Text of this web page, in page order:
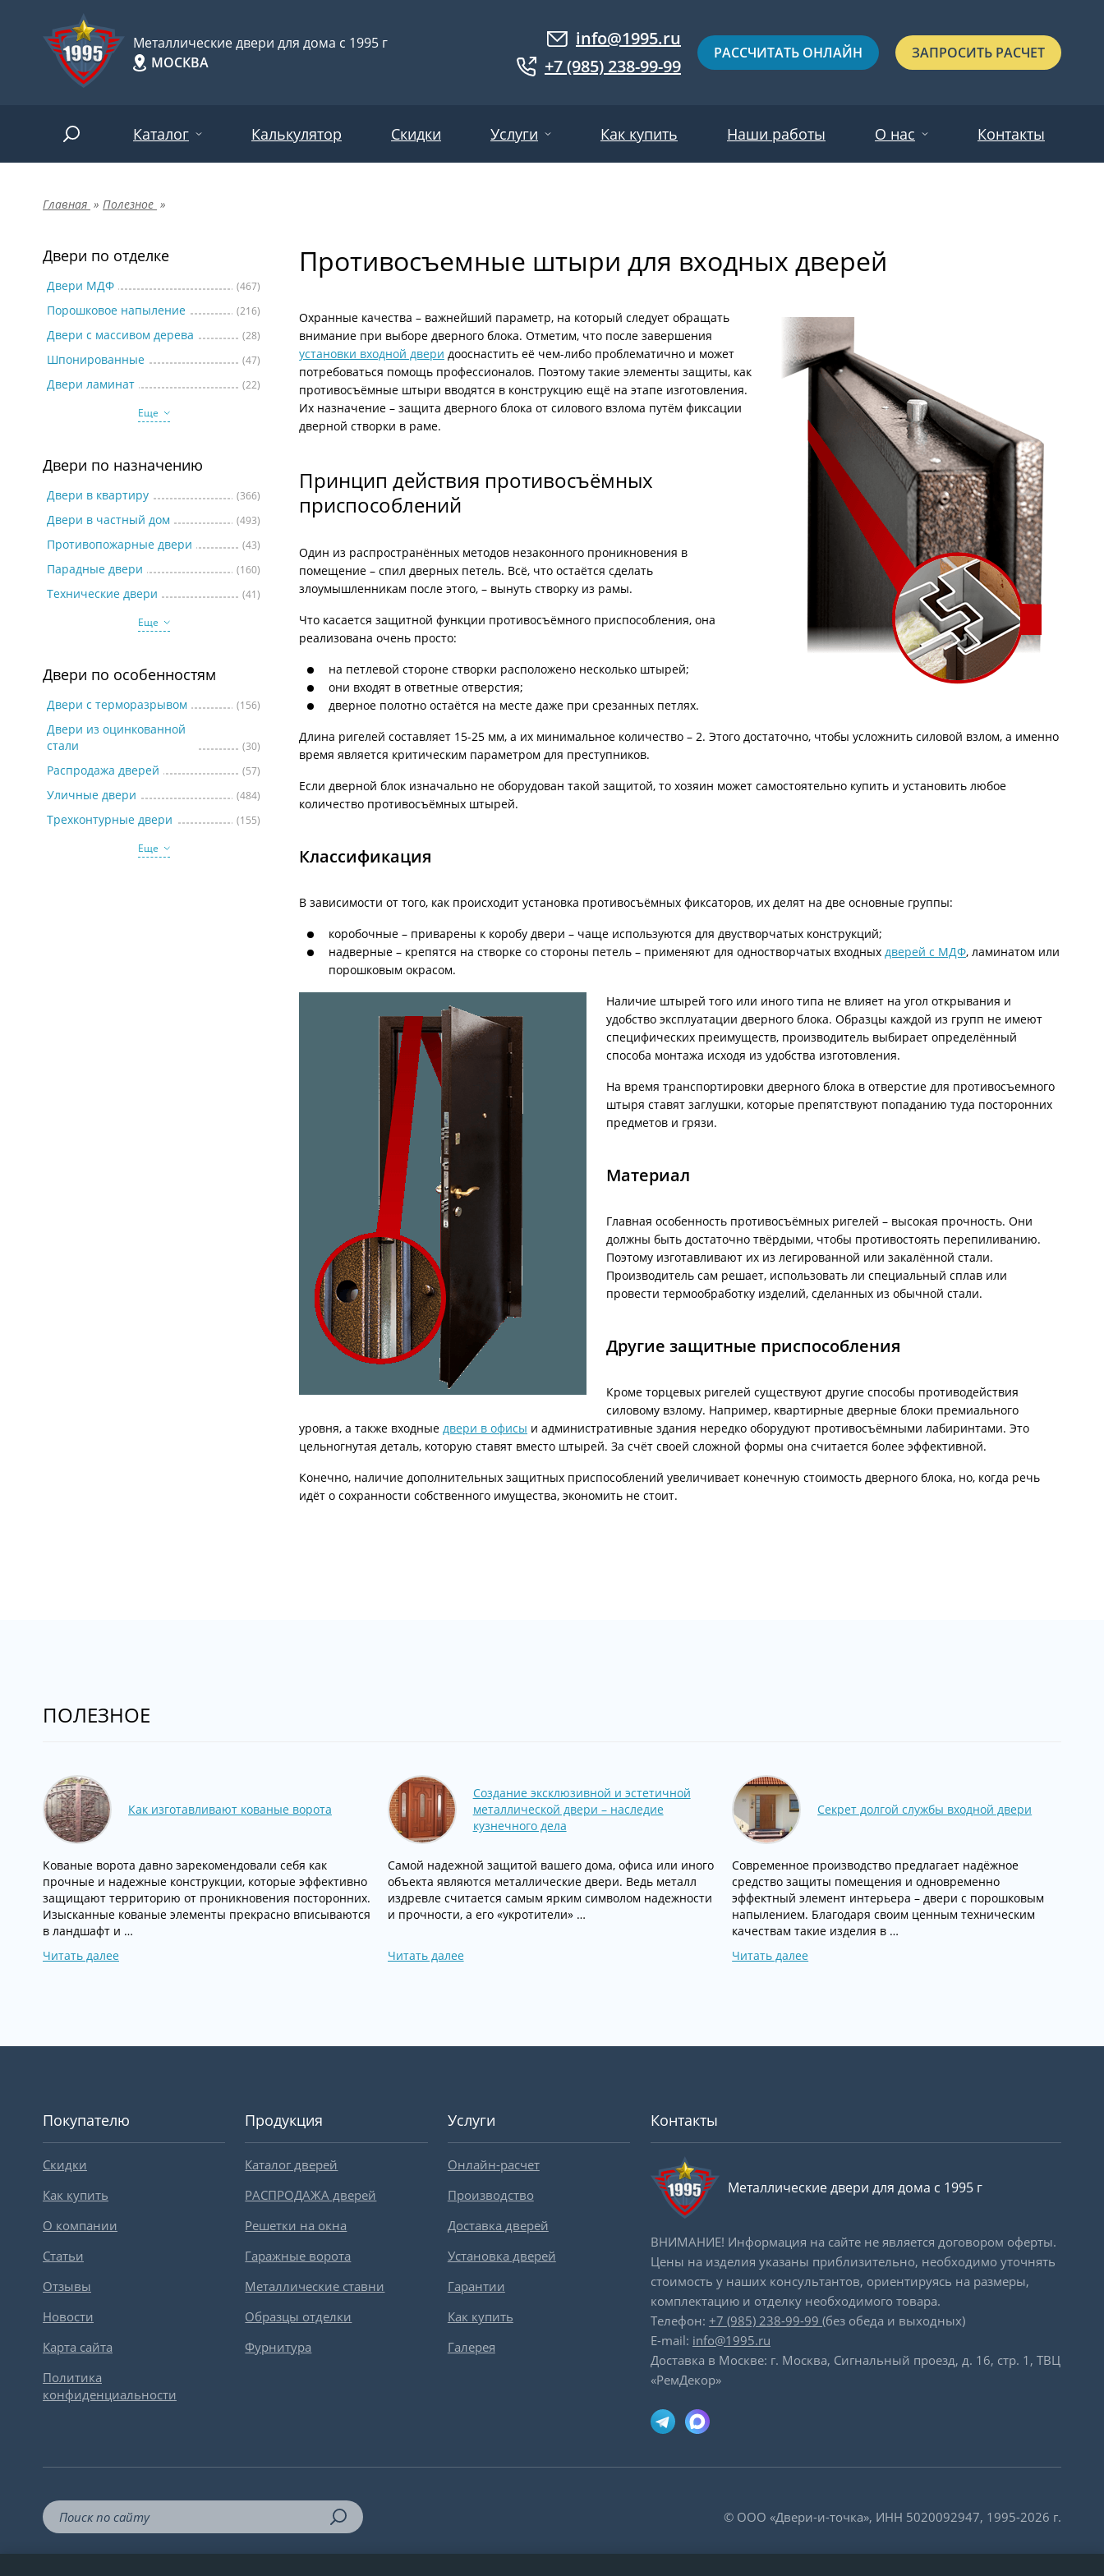
Металлические двери для дома с 1995 г
МОСКВА
info@1995.ru
+7 (985) 238-99-99
РАССЧИТАТЬ ОНЛАЙН ЗАПРОСИТЬ РАСЧЕТ
Каталог
Двери по отделке
Двери по назначению
Двери по особенностям
Шпонированные
Двери ламинат
Двери с винилискожей
Белые двери
Серые двери
Светлые двери
Коричневые двери
Зеленые
С выдавленным рисунком
С металлофиленкой
Калькулятор Скидки Услуги
Гарантия и возврат
Как купить Наши работы О нас Контакты
Главная » Полезное »
Двери по отделке
Двери МДФ (467)
Порошковое напыление (216)
Двери с массивом дерева (28)
Шпонированные (47)
Двери ламинат
(22)
Еще
Двери по назначению
Двери в квартиру (366)
Двери в частный дом (493)
Противопожарные двери (43)
Парадные двери (160)
Технические двери
(41)
Еще
Двери по особенностям
Двери с терморазрывом (156)
Двери из оцинкованной
стали
(30)
Распродажа дверей (57)
Уличные двери (484)
Трехконтурные двери
(155)
Еще
Противосъемные штыри для входных дверей
Охранные качества – важнейший параметр, на который следует обращать
внимание при выборе дверного блока. Отметим, что после завершения
установки входной двери дооснастить её чем-либо проблематично и может
потребоваться помощь профессионалов. Поэтому такие элементы защиты, как
противосъёмные штыри вводятся в конструкцию ещё на этапе изготовления.
Их назначение – защита дверного блока от силового взлома путём фиксации
дверной створки в раме.
Принцип действия противосъёмных
приспособлений
Один из распространённых методов незаконного проникновения в
помещение – спил дверных петель. Всё, что остаётся сделать
злоумышленникам после этого, – вынуть створку из рамы.
Что касается защитной функции противосъёмного приспособления, она
реализована очень просто:
на петлевой стороне створки расположено несколько штырей;
они входят в ответные отверстия;
дверное полотно остаётся на месте даже при срезанных петлях.
Длина ригелей составляет 15-25 мм, а их минимальное количество – 2. Этого достаточно, чтобы усложнить силовой взлом, а именно
время является критическим параметром для преступников.
Если дверной блок изначально не оборудован такой защитой, то хозяин может самостоятельно купить и установить любое
количество противосъёмных штырей.
Классификация
В зависимости от того, как происходит установка противосъёмных фиксаторов, их делят на две основные группы:
коробочные – приварены к коробу двери – чаще используются для двустворчатых конструкций;
надверные – крепятся на створке со стороны петель – применяют для одностворчатых входных дверей с МДФ, ламинатом или
порошковым окрасом.
Наличие штырей того или иного типа не влияет на угол открывания и
удобство эксплуатации дверного блока. Образцы каждой из групп не имеют
специфических преимуществ, производитель выбирает определённый
способа монтажа исходя из удобства изготовления.
На время транспортировки дверного блока в отверстие для противосъемного
штыря ставят заглушки, которые препятствуют попаданию туда посторонних
предметов и грязи.
Материал
Главная особенность противосъёмных ригелей – высокая прочность. Они
должны быть достаточно твёрдыми, чтобы противостоять перепиливанию.
Поэтому изготавливают их из легированной или закалённой стали.
Производитель сам решает, использовать ли специальный сплав или
провести термообработку изделий, сделанных из обычной стали.
Другие защитные приспособления
Кроме торцевых ригелей существуют другие способы противодействия
силовому взлому. Например, квартирные дверные блоки премиального
уровня, а также входные двери в офисы и административные здания нередко оборудуют противосъёмными лабиринтами. Это
цельногнутая деталь, которую ставят вместо штырей. За счёт своей сложной формы она считается более эффективной.
Конечно, наличие дополнительных защитных приспособлений увеличивает конечную стоимость дверного блока, но, когда речь
идёт о сохранности собственного имущества, экономить не стоит.
ПОЛЕЗНОЕ
Как изготавливают кованые ворота
Кованые ворота давно зарекомендовали себя как
прочные и надежные конструкции, которые эффективно
защищают территорию от проникновения посторонних.
Изысканные кованые элементы прекрасно вписываются
в ландшафт и …
Читать далее
Создание эксклюзивной и эстетичной
металлической двери – наследие
кузнечного дела
Самой надежной защитой вашего дома, офиса или иного
объекта являются металлические двери. Ведь металл
издревле считается самым ярким символом надежности
и прочности, а его «укротители» …
Читать далее
Секрет долгой службы входной двери
Современное производство предлагает надёжное
средство защиты помещения и одновременно
эффектный элемент интерьера – двери с порошковым
напылением. Благодаря своим ценным техническим
качествам такие изделия в …
Читать далее
Покупателю
Скидки
Как купить
О компании
Статьи
Отзывы
Новости
Карта сайта
Политика
конфиденциальности
Продукция
Каталог дверей
РАСПРОДАЖА дверей
Решетки на окна
Гаражные ворота
Металлические ставни
Образцы отделки
Фурнитура
Услуги
Онлайн-расчет
Производство
Доставка дверей
Установка дверей
Гарантии
Как купить
Галерея
Контакты
Металлические двери для дома с 1995 г
ВНИМАНИЕ! Информация на сайте не является договором оферты.
Цены на изделия указаны приблизительно, необходимо уточнять
стоимость у наших консультантов, ориентируясь на размеры,
комплектацию и отделку необходимого товара.
Телефон: +7 (985) 238-99-99 (без обеда и выходных)
E-mail: info@1995.ru
Доставка в Москве: г. Москва, Сигнальный проезд, д. 16, стр. 1, ТВЦ
«РемДекор»
© ООО «Двери-и-точка», ИНН 5020092947, 1995-2026 г.